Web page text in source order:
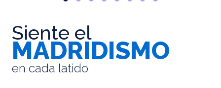
Siente el
MADRIDISMO
en cada latido